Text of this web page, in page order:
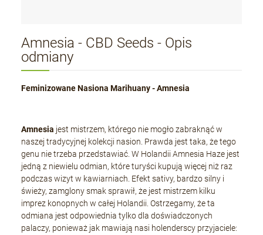
Amnesia - CBD Seeds - Opis
odmiany
Feminizowane Nasiona Marihuany - Amnesia
Amnesia jest mistrzem, którego nie mogło zabraknąć w
naszej tradycyjnej kolekcji nasion. Prawda jest taka, że tego
genu nie trzeba przedstawiać. W Holandii Amnesia Haze jest
jedną z niewielu odmian, które turyści kupują więcej niż raz
podczas wizyt w kawiarniach. Efekt sativy, bardzo silny i
świeży, zamglony smak sprawił, że jest mistrzem kilku
imprez konopnych w całej Holandii. Ostrzegamy, że ta
odmiana jest odpowiednia tylko dla doświadczonych
palaczy, ponieważ jak mawiają nasi holenderscy przyjaciele: